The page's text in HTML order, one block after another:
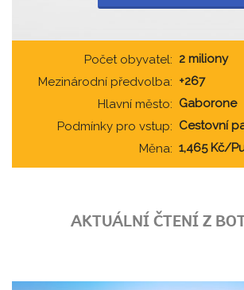
Počet obyvatel: 2 miliony
Mezinárodní předvolba: +267
Hlavní město: Gaborone
Podmínky pro vstup: Cestovní
Měna: 1,465 Kč/
AKTUÁLNÍ ČTENÍ Z